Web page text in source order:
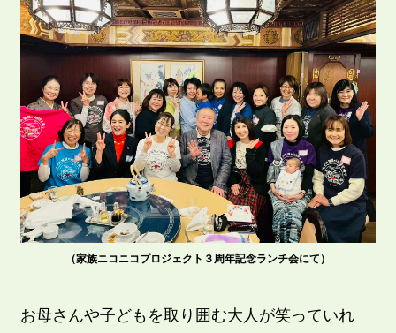
（家族ニコニコプロジェクト３周年記念ランチ会にて）
お母さんや子どもを取り囲む大人が笑っていれ